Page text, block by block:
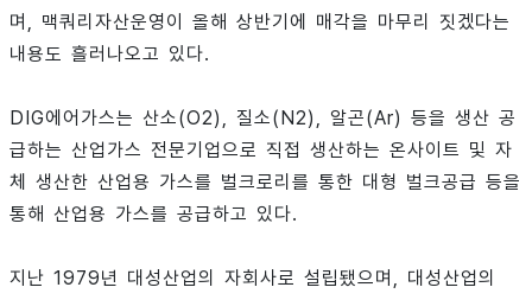
며, 맥쿼리자산운영이 올해 상반기에 매각을 마무리 짓겠다는
내용도 흘러나오고 있다.
DIG에어가스는 산소(O2), 질소(N2), 알곤(Ar) 등을 생산 공
급하는 산업가스 전문기업으로 직접 생산하는 온사이트 및 자
체 생산한 산업용 가스를 벌크로리를 통한 대형 벌크공급 등을
통해 산업용 가스를 공급하고 있다.
지난 1979년 대성산업의 자회사로 설립됐으며, 대성산업의